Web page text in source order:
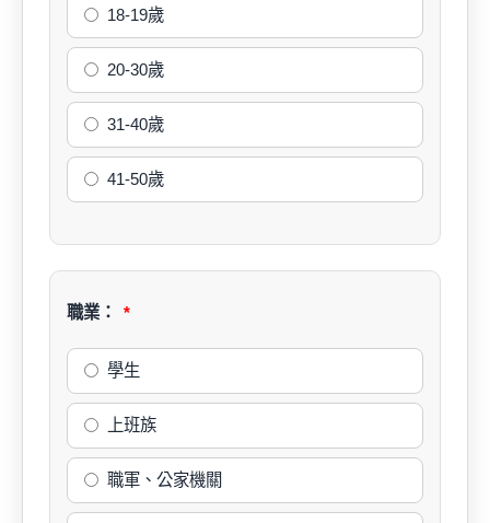
18-19歲
20-30歲
31-40歲
41-50歲
職業：
學生
上班族
職軍、公家機關